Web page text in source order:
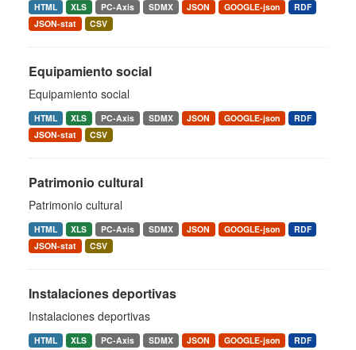
HTML XLS PC-Axis SDMX JSON GOOGLE-json
RDF
JSON-stat
CSV
Equipamiento social
Equipamiento social
HTML XLS PC-Axis SDMX JSON GOOGLE-json
RDF
JSON-stat
CSV
Patrimonio cultural
Patrimonio cultural
HTML XLS PC-Axis SDMX JSON GOOGLE-json
RDF
JSON-stat
CSV
Instalaciones deportivas
Instalaciones deportivas
HTML XLS PC-Axis SDMX JSON GOOGLE-json
RDF